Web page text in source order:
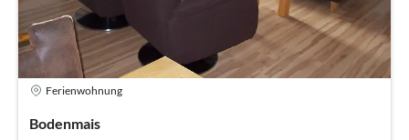
Ferienwohnung
Bodenmais